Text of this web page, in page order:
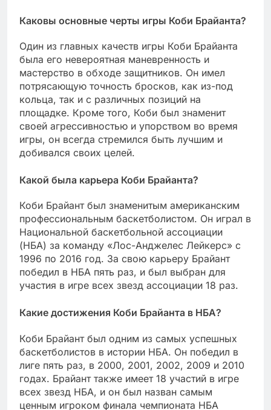
Каковы основные черты игры Коби Брайанта?
Один из главных качеств игры Коби Брайанта
была его невероятная маневренность и
мастерство в обходе защитников. Он имел
потрясающую точность бросков, как из-под
кольца, так и с различных позиций на
площадке. Кроме того, Коби был знаменит
своей агрессивностью и упорством во время
игры, он всегда стремился быть лучшим и
добивался своих целей.
Какой была карьера Коби Брайанта?
Коби Брайант был знаменитым американским
профессиональным баскетболистом. Он играл в
Национальной баскетбольной ассоциации
(НБА) за команду «Лос-Анджелес Лейкерс» с
1996 по 2016 год. За свою карьеру Брайант
победил в НБА пять раз, и был выбран для
участия в игре всех звезд ассоциации 18 раз.
Какие достижения Коби Брайанта в НБА?
Коби Брайант был одним из самых успешных
баскетболистов в истории НБА. Он победил в
лиге пять раз, в 2000, 2001, 2002, 2009 и 2010
годах. Брайант также имеет 18 участий в игре
всех звезд НБА, и он был назван самым
ценным игроком финала чемпионата НБА